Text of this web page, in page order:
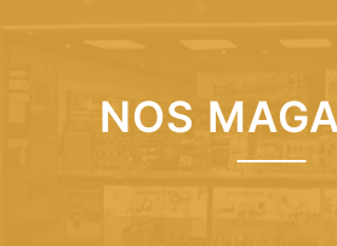
NOS